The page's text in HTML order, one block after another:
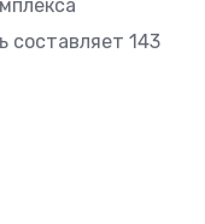
составляет 143